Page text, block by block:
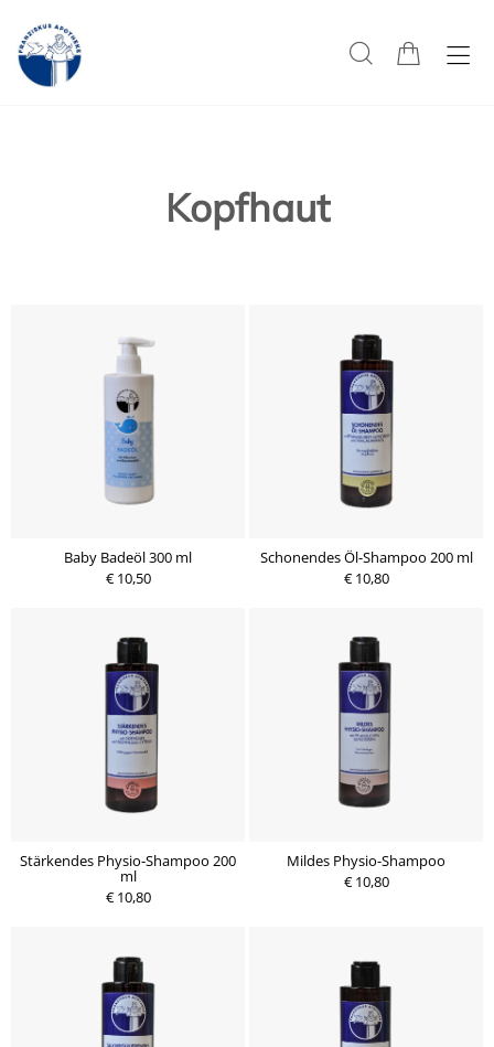
Kopfhaut
Baby Badeöl 300 ml
€ 10,50
Schonendes Öl-Shampoo 200 ml
€ 10,80
Stärkendes Physio-Shampoo 200
ml
€ 10,80
Mildes Physio-Shampoo
€ 10,80